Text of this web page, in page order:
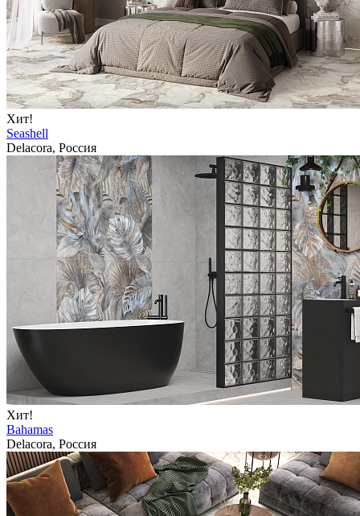
Хит!
Seashell
Delacora, Россия
Хит!
Bahamas
Delacora, Россия